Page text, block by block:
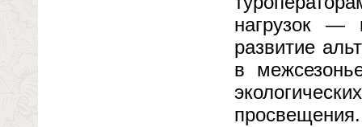
нагрузок —
развитие
в
просвещения.